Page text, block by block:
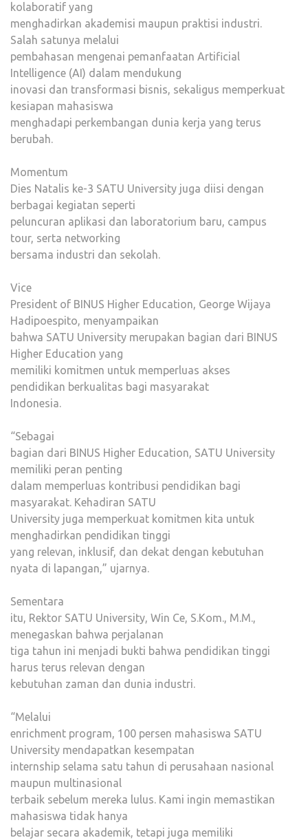
kolaboratif yang
menghadirkan akademisi maupun praktisi industri.
Salah satunya melalui
pembahasan mengenai pemanfaatan Artificial
Intelligence (AI) dalam mendukung
inovasi dan transformasi bisnis, sekaligus memperkuat
kesiapan mahasiswa
menghadapi perkembangan dunia kerja yang terus
berubah.
Momentum
Dies Natalis ke-3 SATU University juga diisi dengan
berbagai kegiatan seperti
peluncuran aplikasi dan laboratorium baru, campus
tour, serta networking
bersama industri dan sekolah.
Vice
President of BINUS Higher Education, George Wijaya
Hadipoespito, menyampaikan
bahwa SATU University merupakan bagian dari BINUS
Higher Education yang
memiliki komitmen untuk memperluas akses
pendidikan berkualitas bagi masyarakat
Indonesia.
“Sebagai
bagian dari BINUS Higher Education, SATU University
memiliki peran penting
dalam memperluas kontribusi pendidikan bagi
masyarakat. Kehadiran SATU
University juga memperkuat komitmen kita untuk
menghadirkan pendidikan tinggi
yang relevan, inklusif, dan dekat dengan kebutuhan
nyata di lapangan,” ujarnya.
Sementara
itu, Rektor SATU University, Win Ce, S.Kom., M.M.,
menegaskan bahwa perjalanan
tiga tahun ini menjadi bukti bahwa pendidikan tinggi
harus terus relevan dengan
kebutuhan zaman dan dunia industri.
“Melalui
enrichment program, 100 persen mahasiswa SATU
University mendapatkan kesempatan
internship selama satu tahun di perusahaan nasional
maupun multinasional
terbaik sebelum mereka lulus. Kami ingin memastikan
mahasiswa tidak hanya
belajar secara akademik, tetapi juga memiliki